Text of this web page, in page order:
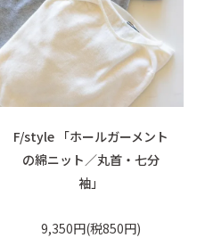
F/style 「ホールガーメント
の綿ニット／丸首・七分
袖」
9,350円(税850円)